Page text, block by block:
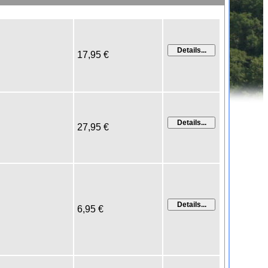
17,95 €
27,95 €
6,95 €